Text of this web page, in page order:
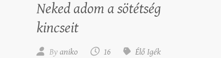
Neked adom a sötétség
kincseit
Byaniko 16
Élő Igék